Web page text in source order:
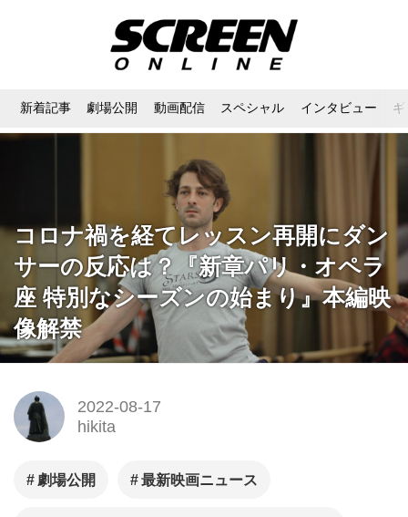
新着記事 劇場公開 動画配信 スペシャル インタビュー
コロナ禍を経てレッスン再開にダン
サーの反応は？『新章パリ・オペラ
座 特別なシーズンの始まり』本編映
像解禁
2022-08-17
hikita
劇場公開 最新映画ニュース